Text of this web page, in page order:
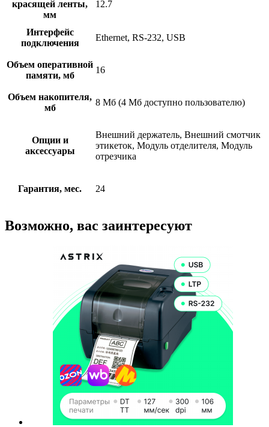
красящей ленты,
мм
12.7
Интерфейс
подключения
Ethernet, RS-232, USB
Объем оперативной
памяти, мб
16
Объем накопителя,
мб
8 Mб (4 Мб доступно пользователю)
Опции и
аксессуары
Внешний держатель, Внешний смотчик
этикеток, Модуль отделителя, Модуль
отрезчика
Гарантия, мес. 24
Возможно, вас заинтересуют